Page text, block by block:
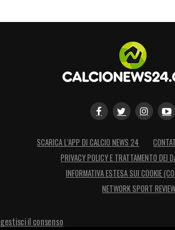
SCARICA L’APP DI CALCIO NEWS 24
PRIVACY POLICY E TRATTAMENTO DEI
INFORMATIVA ESTESA SUI COOKIE
NETWORK SPORT REVIEW
gestisci il consenso